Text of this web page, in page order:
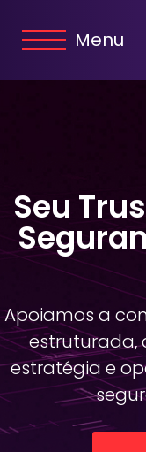
Menu
Seu
Apoiamos a
estruturada,
estratégia e